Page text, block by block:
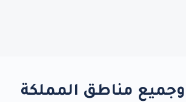
مناطق المملكة